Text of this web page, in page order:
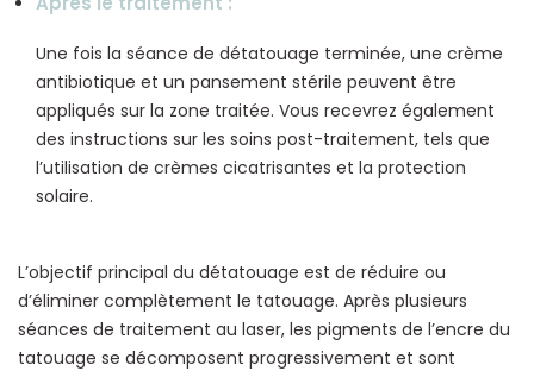
Une fois la séance de détatouage terminée, une crème
antibiotique et un pansement stérile peuvent être
appliqués sur la zone traitée. Vous recevrez également
des instructions sur les soins post-traitement, tels que
l’utilisation de crèmes cicatrisantes et la protection
solaire.
L’objectif principal du détatouage est de réduire ou
d’éliminer complètement le tatouage. Après plusieurs
séances de traitement au laser, les pigments de l’encre du
tatouage se décomposent progressivement et sont